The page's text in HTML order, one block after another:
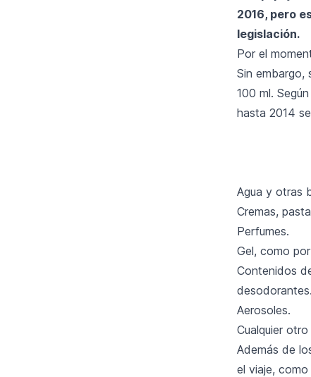
2016, pero
legislación.
Por el
Sin embargo,
100 ml.
hasta 2014
Agua y otras
Cremas,
Perfumes.
Gel, como
Contenidos
desodorantes.
Aerosoles.
Cualquier
Además de
el viaje,